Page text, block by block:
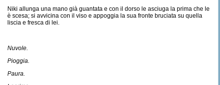
Niki allunga una mano già guantata e con il dorso le asciuga la prima che le
è scesa; si avvicina con il viso e appoggia la sua fronte bruciata su quella
liscia e fresca di lei.
Nuvole.
Pioggia.
Paura.